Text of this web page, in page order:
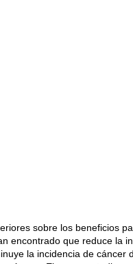
sobre los beneficios
encontrado que reduce la
la incidencia de cáncer